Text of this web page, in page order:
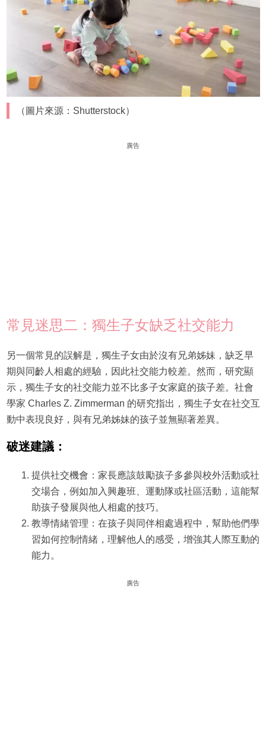
（圖片來源：Shutterstock）
廣告
常見迷思二：獨生子女缺乏社交能力
另一個常見的誤解是，獨生子女由於沒有兄弟姊妹，缺乏早
期與同齡人相處的經驗，因此社交能力較差。然而，研究顯
示，獨生子女的社交能力並不比多子女家庭的孩子差。社會
學家 Charles Z. Zimmerman 的研究指出，獨生子女在社交互
動中表現良好，與有兄弟姊妹的孩子並無顯著差異。
破迷建議：
提供社交機會：家長應該鼓勵孩子多參與校外活動或社
交場合，例如加入興趣班、運動隊或社區活動，這能幫
助孩子發展與他人相處的技巧。
教導情緒管理：在孩子與同伴相處過程中，幫助他們學
習如何控制情緒，理解他人的感受，增強其人際互動的
能力。
廣告